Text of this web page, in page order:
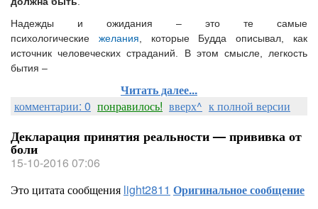
Надежды и ожидания – это те самые
психологические желания , которые Будда описывал, как
источник человеческих страданий. В этом смысле, легкость
бытия –
Читать далее...
комментарии: 0 понравилось! вверх^ к полной версии
Декларация принятия реальности — прививка от
боли
15-10-2016 07:06
Это цитата сообщения light2811 Оригинальное сообщение